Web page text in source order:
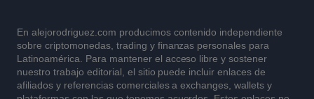
En alejorodriguez.com producimos contenido independiente
sobre criptomonedas, trading y finanzas personales para
Latinoamérica. Para mantener el acceso libre y sostener
nuestro trabajo editorial, el sitio puede incluir enlaces de
afiliados y referencias comerciales a exchanges, wallets y